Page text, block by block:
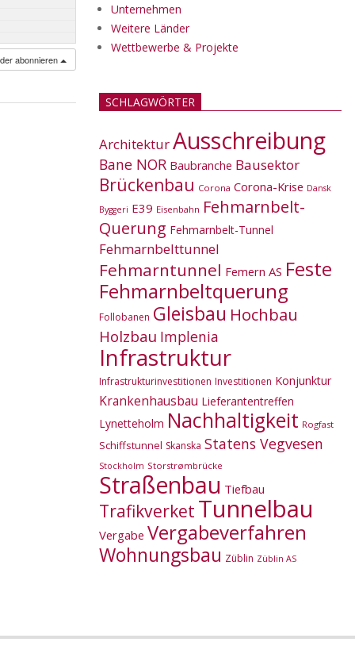
abonnieren
Unternehmen
Weitere Länder
Wettbewerbe & Projekte
SCHLAGWÖRTER
ArchitekturAusschreibung
Bane NOR Baubranche Bausektor
Brückenbau Corona Corona-Krise Dansk
Byggeri E39 Eisenbahn Fehmarnbelt-
Querung Fehmarnbelt-Tunnel
Fehmarnbelttunnel
Fehmarntunnel Femern AS Feste
Fehmarnbeltquerung
Follobanen Gleisbau Hochbau
Holzbau Implenia
Infrastruktur
Infrastrukturinvestitionen Investitionen Konjunktur
Krankenhausbau Lieferantentreffen
Lynetteholm Nachhaltigkeit Rogfast
Schiffstunnel Skanska Statens Vegvesen
Stockholm Storstrømbrücke
Straßenbau Tiefbau
Trafikverket Tunnelbau
Vergabe Vergabeverfahren
Wohnungsbau Züblin Züblin AS